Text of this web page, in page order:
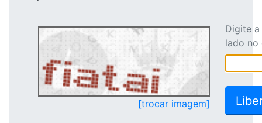
[trocar imagem]
Digite
lado no